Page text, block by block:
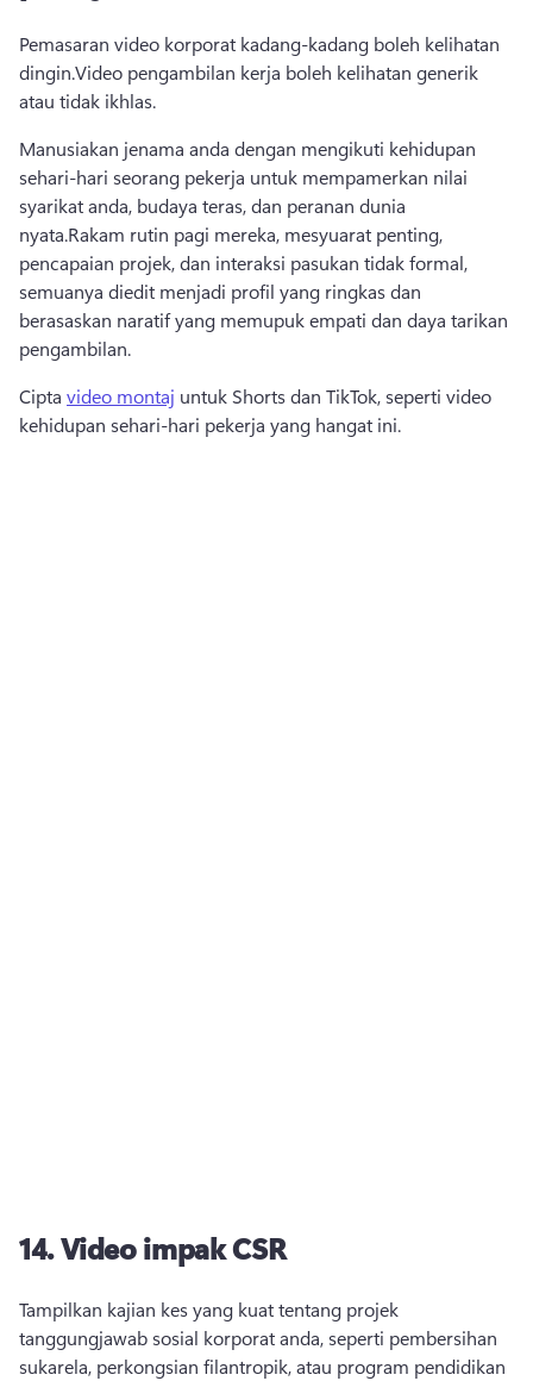
Pemasaran video korporat kadang-kadang boleh kelihatan
dingin.Video pengambilan kerja boleh kelihatan generik
atau tidak ikhlas.
Manusiakan jenama anda dengan mengikuti kehidupan
sehari-hari seorang pekerja untuk mempamerkan nilai
syarikat anda, budaya teras, dan peranan dunia
nyata.Rakam rutin pagi mereka, mesyuarat penting,
pencapaian projek, dan interaksi pasukan tidak formal,
semuanya diedit menjadi profil yang ringkas dan
berasaskan naratif yang memupuk empati dan daya tarikan
pengambilan.
Cipta video montaj untuk Shorts dan TikTok, seperti video
kehidupan sehari-hari pekerja yang hangat ini.
14.Video impak CSR
Tampilkan kajian kes yang kuat tentang projek
tanggungjawab sosial korporat anda, seperti pembersihan
sukarela, perkongsian filantropik, atau program pendidikan